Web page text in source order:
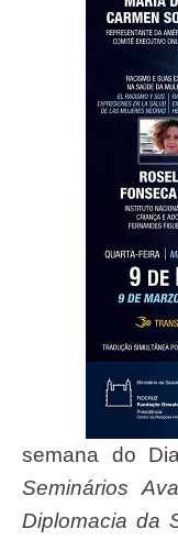
semana do
Seminários
Diplomacia da